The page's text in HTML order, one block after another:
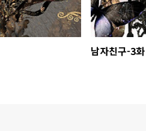
남자친구-3